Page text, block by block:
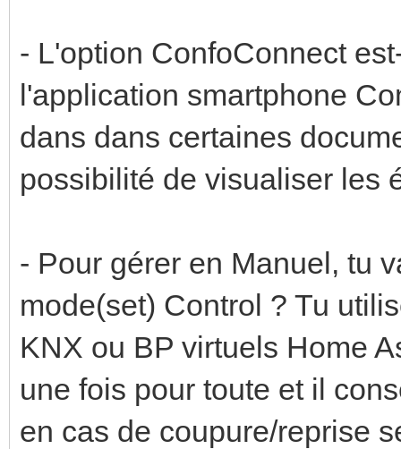
- L'option ConfoConnect
l'application smartphone
dans dans certaines
possibilité de visualiser les
- Pour gérer en Manuel, tu
mode(set) Control ? Tu
KNX ou BP virtuels Home
une fois pour toute et il
en cas de coupure/reprise